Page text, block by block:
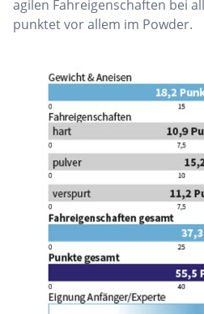
agilen Fahreigenschaften bei
punktet vor allem im Powder.